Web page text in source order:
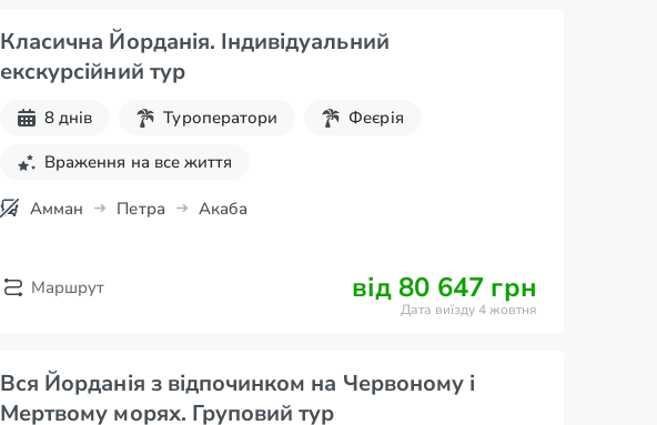
Класична Йорданія. Індивідуальний
екскурсійний тур
8 днів Туроператори
Феєрія
Враження на все життя
Амман Петра Акаба
Маршрут від 80 647 грн
Дата виїзду 4 жовтня
Вся Йорданія з відпочинком на Червоному і
Мертвому морях. Груповий тур